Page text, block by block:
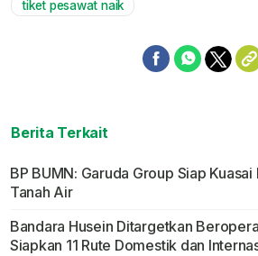
tiket pesawat naik
Berita Terkait
BP BUMN: Garuda Group Siap
Tanah Air
Bandara Husein Ditargetkan
Siapkan 11 Rute Domestik dan